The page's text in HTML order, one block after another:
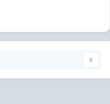
0